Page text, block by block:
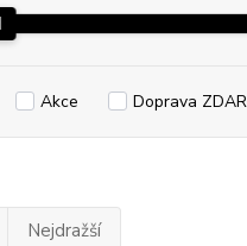
Akce Doprava
Nejdražší